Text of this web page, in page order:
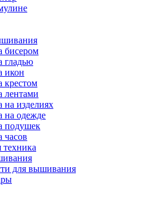
икон
изделиях
одежде
подушек
техника
для вышивания